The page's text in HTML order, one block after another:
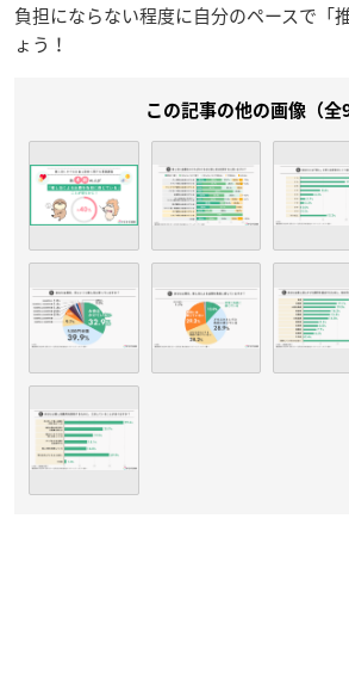
負担にならない程度に自分のペースで「
ょう！
この記事の他の画像（全9